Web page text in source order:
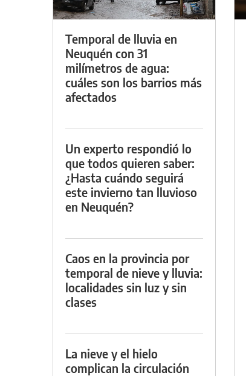
Temporal de lluvia en
Neuquén con 31
milímetros de agua:
cuáles son los barrios más
afectados
Un experto respondió lo
que todos quieren saber:
¿Hasta cuándo seguirá
este invierno tan lluvioso
en Neuquén?
Caos en la provincia por
temporal de nieve y lluvia:
localidades sin luz y sin
clases
La nieve y el hielo
complican la circulación